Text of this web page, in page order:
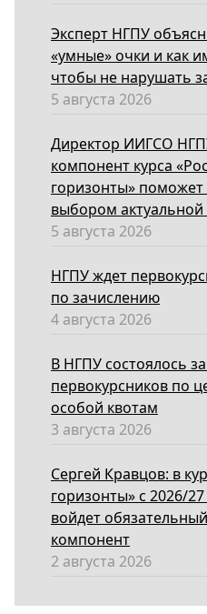
Эксперт НГПУ
«умные» очки и как
чтобы не нарушать
5 августа 2026
Директор ИИГСО
компонент курса
горизонты»
выбором
5 августа 2026
НГПУ ждет
по зачислению
4 августа 2026
В НГПУ состоялось
первокурсников по
особой квотам
3 августа 2026
Сергей Кравцов: в
горизонты» с 2026/
войдет
компонент
2 августа 2026